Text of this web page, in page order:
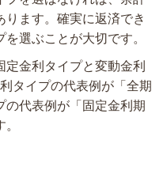
ます。確実に返済でき
選ぶことが大切です。
金利タイプと変動金利
タイプの代表例が「全期
の代表例が「固定金利期